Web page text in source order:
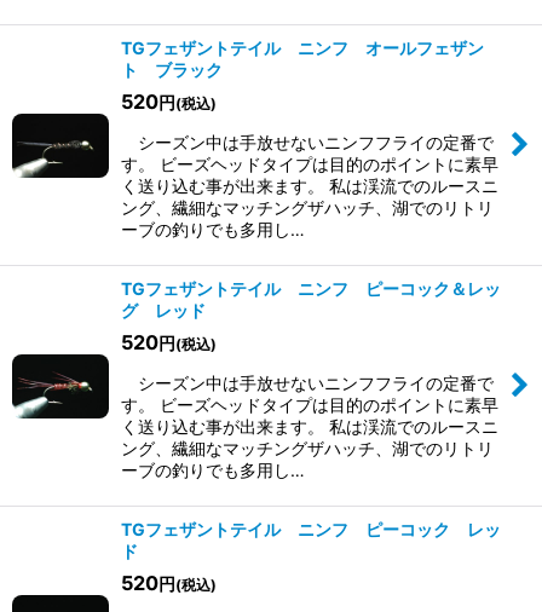
TGフェザントテイル ニンフ オールフェザン
ト ブラック
520円 (税込)
シーズン中は手放せないニンフフライの定番で
す。 ビーズヘッドタイプは目的のポイントに素早
く送り込む事が出来ます。 私は渓流でのルースニ
ング、繊細なマッチングザハッチ、湖でのリトリ
ーブの釣りでも多用し…
TGフェザントテイル ニンフ ピーコック＆レッ
グ レッド
520円 (税込)
シーズン中は手放せないニンフフライの定番で
す。 ビーズヘッドタイプは目的のポイントに素早
く送り込む事が出来ます。 私は渓流でのルースニ
ング、繊細なマッチングザハッチ、湖でのリトリ
ーブの釣りでも多用し…
TGフェザントテイル ニンフ ピーコック レッ
ド
520円 (税込)